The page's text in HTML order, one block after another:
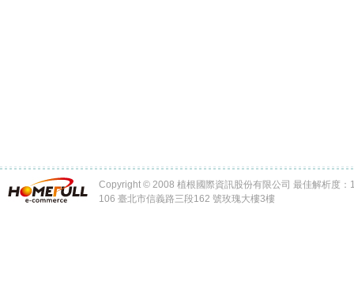
Copyright © 2008 植根國際資訊股份有限公司 最佳解析度：
106 臺北市信義路三段162 號玫瑰大樓3樓